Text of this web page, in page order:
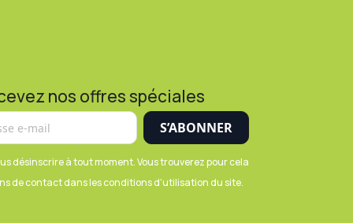
nos offres spéciales
désinscrire à tout moment. Vous trouverez pour cela
de contact dans les conditions d'utilisation du site.